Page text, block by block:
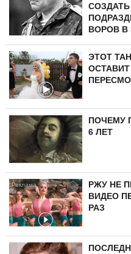
ВОРОВ В
ЭТОТ
ПОЧЕМУ
6 ЛЕТ
РЖУ НЕ
ВИДЕО
РАЗ